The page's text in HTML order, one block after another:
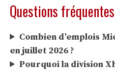
Questions fréquentes
Combien d’emplois
en juillet 2026 ?
Pourquoi la division